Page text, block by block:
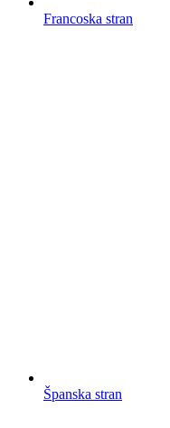
Francoska stran
Španska stran